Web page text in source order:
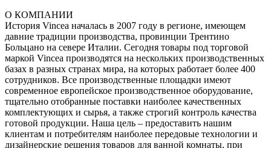
О КОМПАНИИ
История Vincea началась в 2007 году в регионе, имеющем
давние традиции производства, провинции Трентино
Больцано на севере Италии. Сегодня товары под торговой
маркой Vincea производятся на нескольких производственных
базах в разных странах мира, на которых работает более 400
сотрудников. Все производственные площадки имеют
современное европейское производственное оборудование,
тщательно отобранные поставки наиболее качественных
комплектующих и сырья, а также строгий контроль качества
готовой продукции. Наша цель – предоставить нашим
клиентам и потребителям наиболее передовые технологии и
дизайнерские решения товаров для ванной комнаты, при